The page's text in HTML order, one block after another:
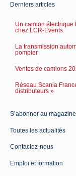
Derniers articles
Un camion électrique
chez LCR-Events
La transmission
pompier
Ventes de camions
Réseau Scania
distributeurs »
S’abonner au magazine
Toutes les actualités
Contactez-nous
Emploi et formation